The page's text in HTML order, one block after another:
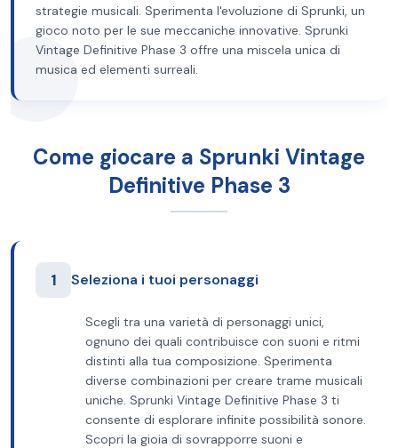
strategie musicali. Sperimenta l'evoluzione di Sprunki, un
gioco noto per le sue meccaniche innovative. Sprunki
Vintage Definitive Phase 3 offre una miscela unica di
musica ed elementi surreali.
Come giocare a Sprunki Vintage
Definitive Phase 3
1 Seleziona i tuoi personaggi
Scegli tra una varietà di personaggi unici,
ognuno dei quali contribuisce con suoni e ritmi
distinti alla tua composizione. Sperimenta
diverse combinazioni per creare trame musicali
uniche. Sprunki Vintage Definitive Phase 3 ti
consente di esplorare infinite possibilità sonore.
Scopri la gioia di sovrapporre suoni e